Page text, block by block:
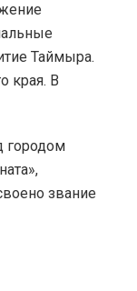
Таймыра.
края. В
городом
звание